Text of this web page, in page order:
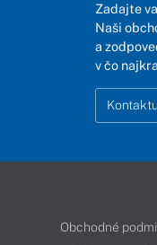
Zadajte
Naši
a
v čo
Obchodné